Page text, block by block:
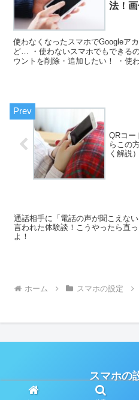
法！
使わなくなったスマホでGoogleア
ど… ・使わないスマホでもできる
ウントを削除・追加したい！ ・使
QRコー
らこの
く解説）
通話相手に「電話の声が聞こえない
言われた体験談！こうやったら直
よ！
ホーム スマホの設定
スマホの
Copyright © 2020 スマホの